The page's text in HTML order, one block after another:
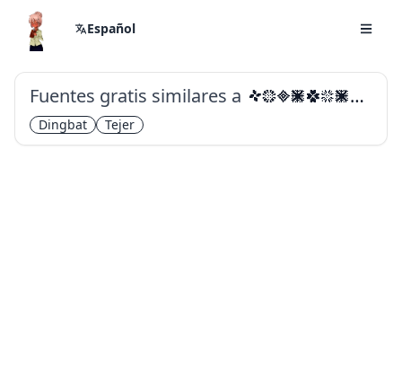
Español
Fuentes gratis similares a Yarndings 12
Dingbat Tejer